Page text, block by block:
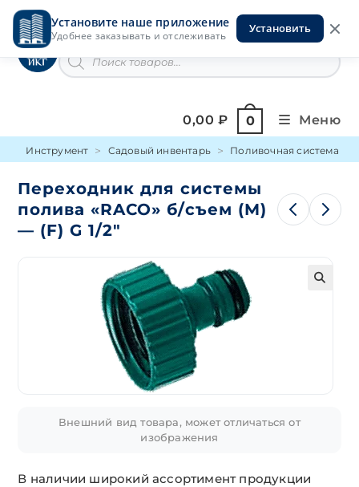
Установите наше приложение
Удобнее заказывать и отслеживать
Установить
Перейти
содержимомуИнструменты на Горской
товаров
0,00₽ 0 Меню
Инструмент Садовый инвентарь Поливочная система
Переходник для системы
полива «RACO» б/съем (M)
— (F) G 1/2″
Внешний вид товара, может отличаться от
изображения
В наличии широкий ассортимент продукции